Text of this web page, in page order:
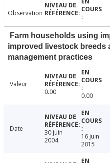
Observation
Farm households using
improved livestock breeds
management practices
Valeur
0.00
0.00
Date
30 juin
2004
16 juin
2015